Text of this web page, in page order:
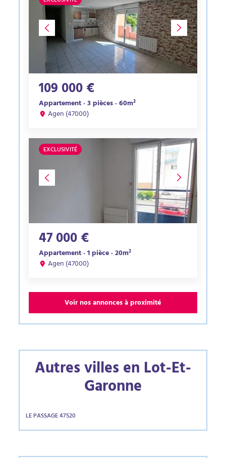
109 000 €
Appartement · 3 pièces · 60m²
Agen (47000)
EXCLUSIVITÉ
47 000 €
Appartement · 1 pièce · 20m²
Agen (47000)
Voir nos annonces à proximité
Autres villes en Lot-Et-
Garonne
LE PASSAGE 47520